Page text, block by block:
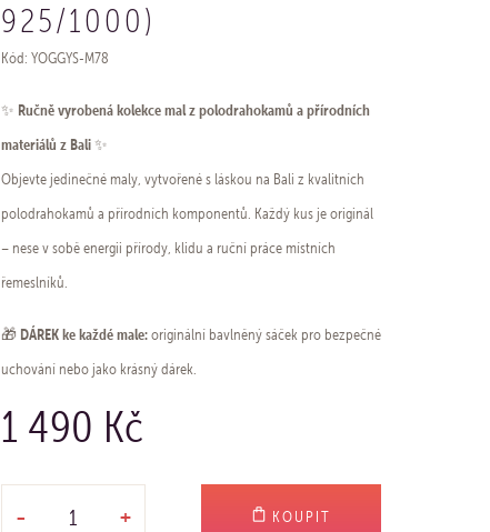
925/1000)
Kód: YOGGYS-M78
✨ Ručně vyrobená kolekce mal z polodrahokamů a přírodních
materiálů z Bali✨
Objevte jedinečné maly, vytvořené s láskou na Bali z kvalitních
polodrahokamů a přírodních komponentů. Každý kus je originál
– nese v sobě energii přírody, klidu a ruční práce místních
řemeslníků.
🎁 DÁREK ke každé male:originální bavlněný sáček pro bezpečné
uchování nebo jako krásný dárek.
1 490 Kč
- + KOUPIT